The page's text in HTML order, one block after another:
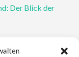
Der Blick der
Mörder: Dr. Pat